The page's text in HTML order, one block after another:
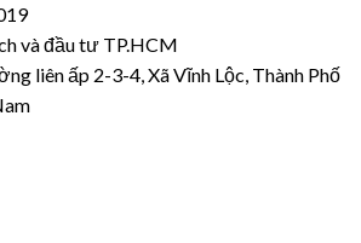
và đầu tư TP.HCM
liên ấp 2-3-4, Xã Vĩnh Lộc, Thành Phố